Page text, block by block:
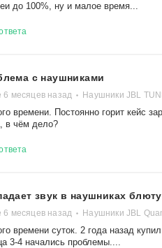
до 100%, ну и малое время...
с наушниками
6 месяцев назад Наушники JBL
времени. Постоянно горит кейс
в чём дело?
звук в наушниках
6 месяцев назад Наушники JBL
времени суток. 2 года назад
3-4 начались проблемы....